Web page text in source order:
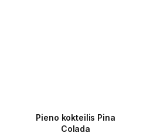
Pieno kokteilis Pina
Colada